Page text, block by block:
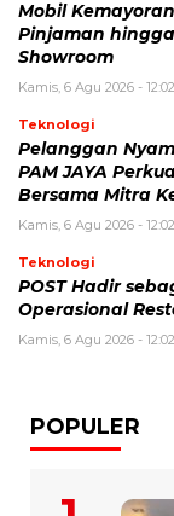
Mobil
Pinjaman
Showroom
Kamis, 6 Agu 2026 - 12:02
Teknologi
Pelanggan
PAM JAYA
Bersama Mitra
Kamis, 6 Agu 2026 - 12:02
Teknologi
POST Hadir
Operasional
Kamis, 6 Agu 2026 - 12:02
POPULER